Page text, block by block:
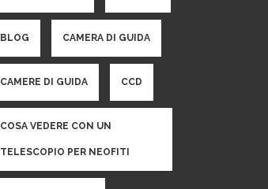
BLOG CAMERA DI GUIDA
CAMERE DI GUIDA CCD
COSA VEDERE CON UN
TELESCOPIO PER NEOFITI